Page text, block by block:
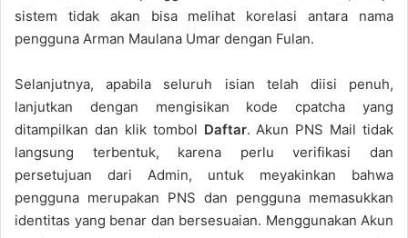
sistem tidak akan bisa melihat korelasi antara nama
pengguna Arman Maulana Umar dengan Fulan.
Selanjutnya, apabila seluruh isian telah diisi penuh,
lanjutkan dengan mengisikan kode cpatcha yang
ditampilkan dan klik tombol Daftar. Akun PNS Mail tidak
langsung terbentuk, karena perlu verifikasi dan
persetujuan dari Admin, untuk meyakinkan bahwa
pengguna merupakan PNS dan pengguna memasukkan
identitas yang benar dan bersesuaian. Menggunakan Akun